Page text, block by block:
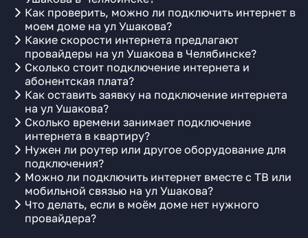
Как проверить, можно ли подключить интернет в
моем доме на ул Ушакова?
Какие скорости интернета предлагают
провайдеры на ул Ушакова в Челябинске?
Сколько стоит подключение интернета и
абонентская плата?
Как оставить заявку на подключение интернета
на ул Ушакова?
Сколько времени занимает подключение
интернета в квартиру?
Нужен ли роутер или другое оборудование для
подключения?
Можно ли подключить интернет вместе с ТВ или
мобильной связью на ул Ушакова?
Что делать, если в моём доме нет нужного
провайдера?